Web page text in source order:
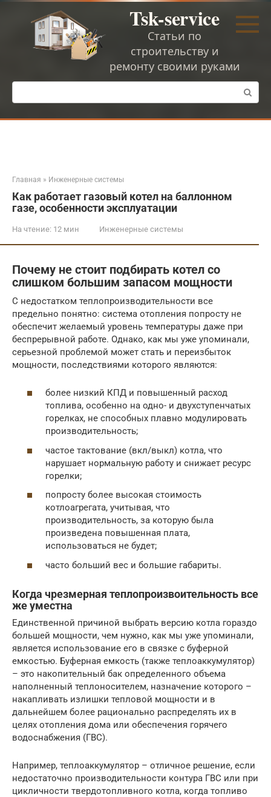
Перейти
Tsk-service
Статьи по
строительству и
ремонту своими руками
Поиск:
Главная » Инженерные системы
Как работает газовый котел на баллонном
газе, особенности эксплуатации
На чтение: 12 мин Инженерные системы
Почему не стоит подбирать котел со
слишком большим запасом мощности
С недостатком теплопроизводительности все
предельно понятно: система отопления попросту не
обеспечит желаемый уровень температуры даже при
беспрерывной работе. Однако, как мы уже упоминали,
серьезной проблемой может стать и переизбыток
мощности, последствиями которого являются:
более низкий КПД и повышенный расход
топлива, особенно на одно- и двухступенчатых
горелках, не способных плавно модулировать
производительность;
частое тактование (вкл/выкл) котла, что
нарушает нормальную работу и снижает ресурс
горелки;
попросту более высокая стоимость
котлоагрегата, учитывая, что
производительность, за которую была
произведена повышенная плата,
использоваться не будет;
часто больший вес и большие габариты.
Когда чрезмерная теплопроизвоительность все
же уместна
Единственной причиной выбрать версию котла гораздо
большей мощности, чем нужно, как мы уже упоминали,
является использование его в связке с буферной
емкостью. Буферная емкость (также теплоаккумулятор)
– это накопительный бак определенного объема
наполненный теплоносителем, назначение которого –
накапливать излишки тепловой мощности и в
дальнейшем более рационально распределять их в
целях отопления дома или обеспечения горячего
водоснабжения (ГВС).
Например, теплоаккумулятор – отличное решение, если
недостаточно производительности контура ГВС или при
цикличности твердотопливного котла, когда топливо